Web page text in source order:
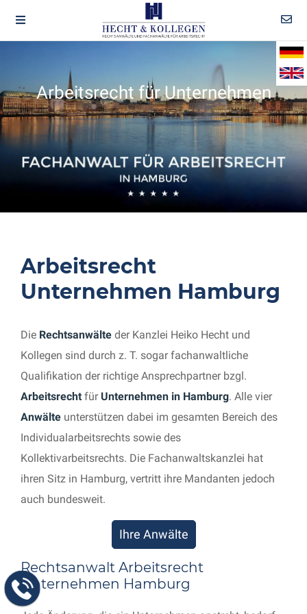
Arbeitsrecht für Unternehmen
Arbeitsrecht
Unternehmen Hamburg
Die Rechtsanwälte der Kanzlei Heiko Hecht und
Kollegen sind durch z. T. sogar fachanwaltliche
Qualifikation der richtige Ansprechpartner bzgl.
Arbeitsrecht für Unternehmen in Hamburg. Alle vier
Anwälte unterstützen dabei im gesamten Bereich des
Individualarbeitsrechts sowie des
Kollektivarbeitsrechts. Die Fachanwaltskanzlei hat
ihren Sitz in Hamburg, vertritt ihre Mandanten jedoch
auch bundesweit.
Ihre Anwälte
Rechtsanwalt Arbeitsrecht
Unternehmen Hamburg